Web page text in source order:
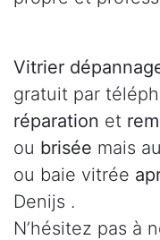
Vitrier
gratuit par
réparation et
ou brisée mais
ou baie vitrée
Denijs .
N’hésitez pas à